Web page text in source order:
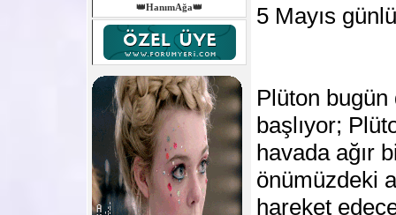
👑HanımAğa👑 5 Mayıs
Plüton
başlıyor;
havada ağır
önümüzdeki
hareket